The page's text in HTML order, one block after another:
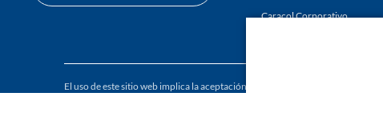
Caracol Corporativo
El uso de este sitio web implica la aceptación de los